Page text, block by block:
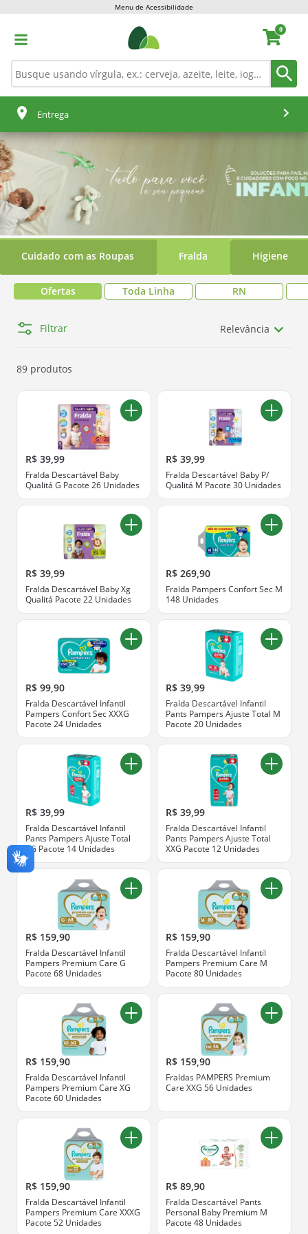
Menu de Acessibilidade
0
Entrega
Cuidado com as Roupas Fralda Higiene
Ofertas Toda Linha RN
Filtrar Relevância
89 produtos
R$ 39,99
Fralda Descartável Baby
Qualitá G Pacote 26 Unidades
R$ 39,99
Fralda Descartável Baby P/
Qualitá M Pacote 30 Unidades
R$ 39,99
Fralda Descartável Baby Xg
Qualitá Pacote 22 Unidades
R$ 269,90
Fralda Pampers Confort Sec M
148 Unidades
R$ 99,90
Fralda Descartável Infantil
Pampers Confort Sec XXXG
Pacote 24 Unidades
R$ 39,99
Fralda Descartável Infantil
Pants Pampers Ajuste Total M
Pacote 20 Unidades
R$ 39,99
Fralda Descartável Infantil
Pants Pampers Ajuste Total
XG Pacote 14 Unidades
R$ 39,99
Fralda Descartável Infantil
Pants Pampers Ajuste Total
XXG Pacote 12 Unidades
R$ 159,90
Fralda Descartável Infantil
Pampers Premium Care G
Pacote 68 Unidades
R$ 159,90
Fralda Descartável Infantil
Pampers Premium Care M
Pacote 80 Unidades
R$ 159,90
Fralda Descartável Infantil
Pampers Premium Care XG
Pacote 60 Unidades
R$ 159,90
Fraldas PAMPERS Premium
Care XXG 56 Unidades
R$ 159,90
Fralda Descartável Infantil
Pampers Premium Care XXXG
Pacote 52 Unidades
R$ 89,90
Fralda Descartável Pants
Personal Baby Premium M
Pacote 48 Unidades